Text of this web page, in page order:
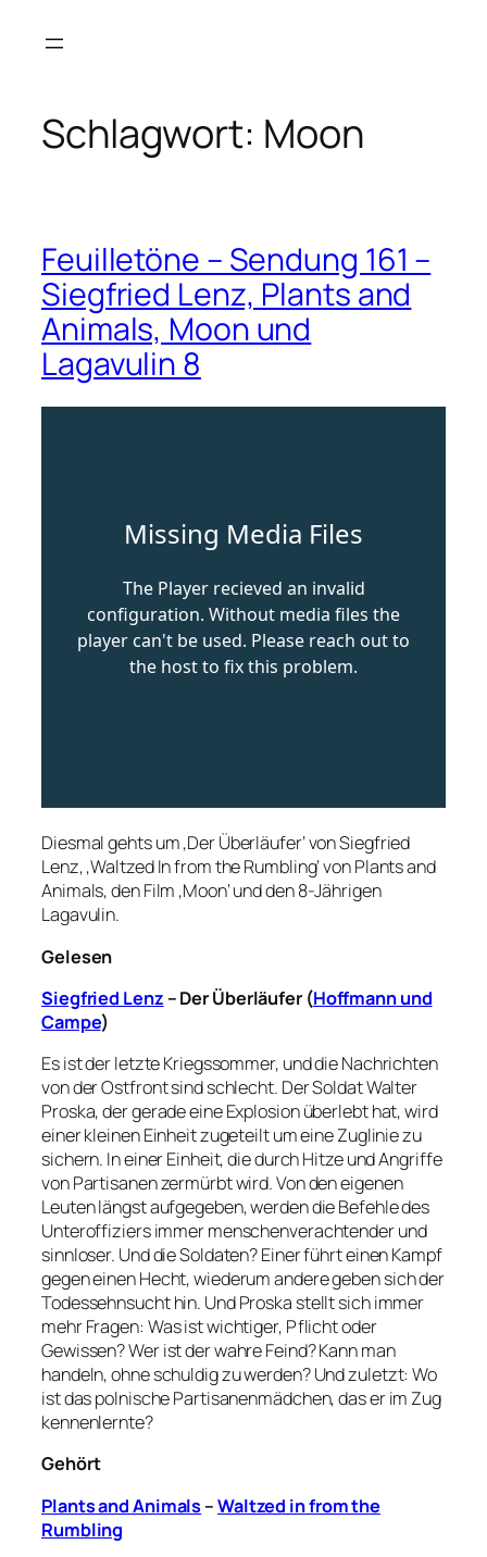
Inhalt
Schlagwort: Moon
Feuilletöne – Sendung 161 –
Siegfried Lenz, Plants and
Animals, Moon und
Lagavulin 8
Diesmal gehts um ‚Der Überläufer‘ von Siegfried
Lenz, ‚Waltzed In from the Rumbling‘ von Plants and
Animals, den Film ‚Moon‘ und den 8-Jährigen
Lagavulin.
Gelesen
Siegfried Lenz – Der Überläufer (Hoffmann und
Campe)
Es ist der letzte Kriegssommer, und die Nachrichten
von der Ostfront sind schlecht. Der Soldat Walter
Proska, der gerade eine Explosion überlebt hat, wird
einer kleinen Einheit zugeteilt um eine Zuglinie zu
sichern. In einer Einheit, die durch Hitze und Angriffe
von Partisanen zermürbt wird. Von den eigenen
Leuten längst aufgegeben, werden die Befehle des
Unteroffiziers immer menschenverachtender und
sinnloser. Und die Soldaten? Einer führt einen Kampf
gegen einen Hecht, wiederum andere geben sich der
Todessehnsucht hin. Und Proska stellt sich immer
mehr Fragen: Was ist wichtiger, Pflicht oder
Gewissen? Wer ist der wahre Feind? Kann man
handeln, ohne schuldig zu werden? Und zuletzt: Wo
ist das polnische Partisanenmädchen, das er im Zug
kennenlernte?
Gehört
Plants and Animals–Waltzed in from the
Rumbling